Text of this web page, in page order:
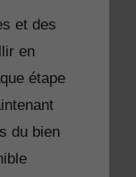
et des
en
étape
du bien